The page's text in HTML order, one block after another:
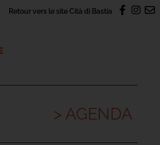
Retour vers le site Cità di Bastia
> AGENDA